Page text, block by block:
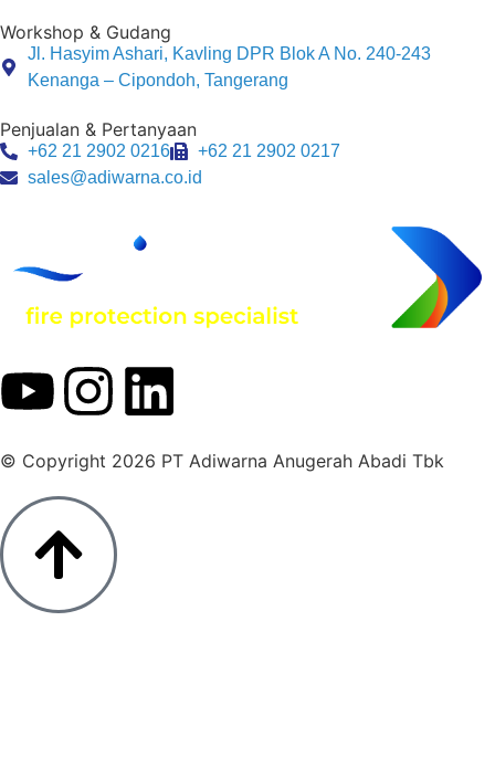
Workshop & Gudang
Jl. Hasyim Ashari, Kavling DPR Blok A No. 240-243
Kenanga – Cipondoh, Tangerang
Penjualan & Pertanyaan
+62 21 2902 0216
+62 21 2902 0217
sales@adiwarna.co.id
© Copyright 2026 PT Adiwarna Anugerah Abadi Tbk